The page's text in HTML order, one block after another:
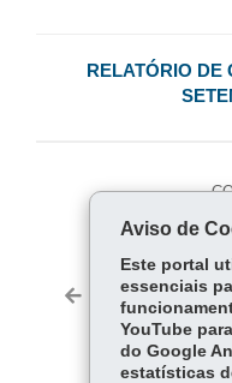
RELATÓRIO DE
Voltar
Aviso de
Este portal
essenciais
YouTube
do Google
estatísticas